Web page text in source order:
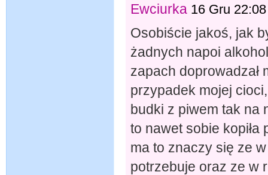
Ewciurka 16 Gru 22:08
Osobiście jakoś, jak
żadnych napoi
zapach doprowadzał
przypadek mojej
budki z piwem tak na
to nawet sobie kopiła
ma to znaczy się ze
potrzebuje oraz ze w